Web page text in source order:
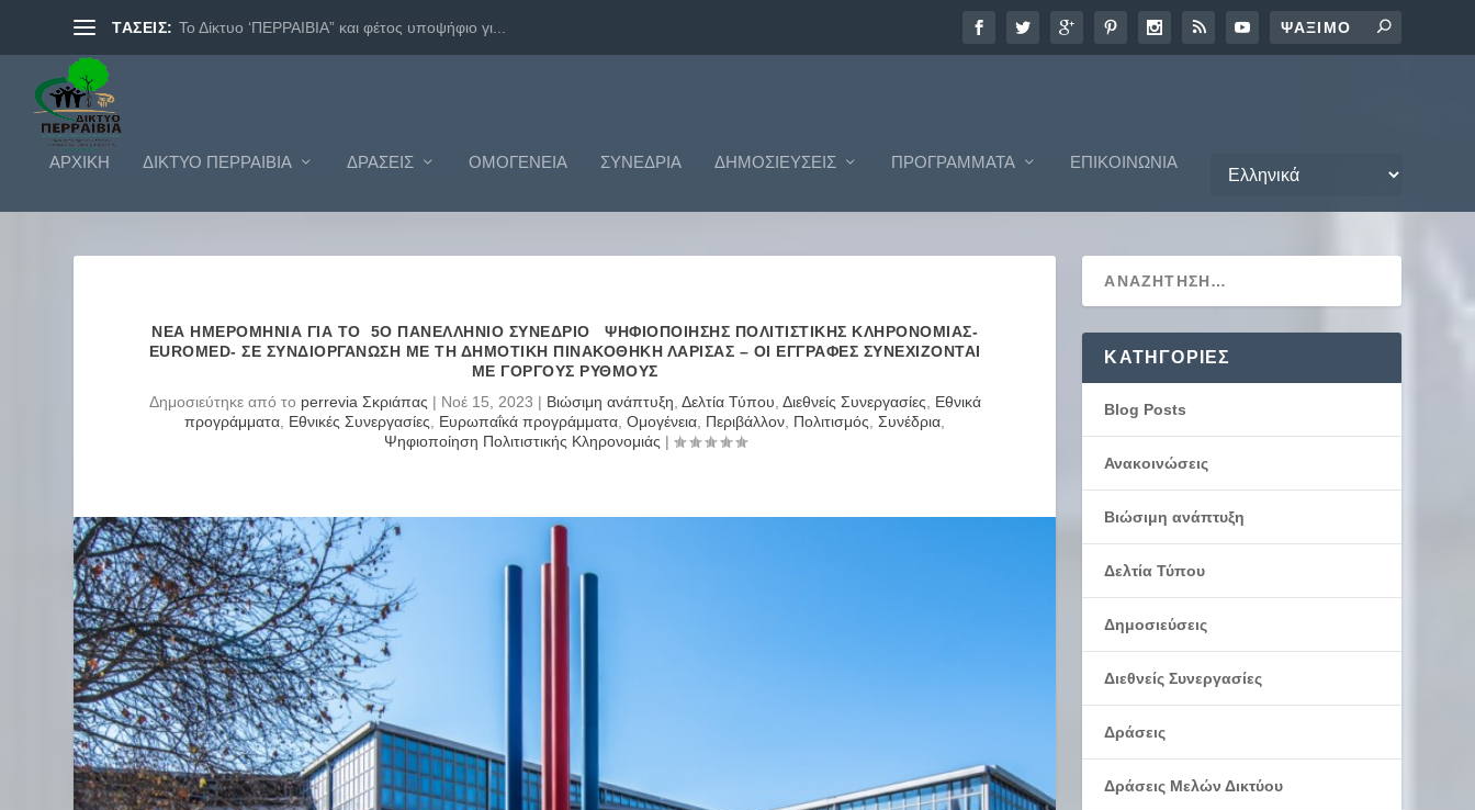
ΤΑΣΕΙΣ: Το Δίκτυο ‘ΠΕΡΡΑΙΒΙΑ” και φέτος υποψήφιο γι...
ΑΡΧΙΚΗ ΔΊΚΤΥΟ ΠΕΡΡΑΙΒΊΑ ΔΡΆΣΕΙΣ ΟΜΟΓΈΝΕΙΑ ΣΥΝΈΔΡΙΑ ΔΗΜΟΣΙΕΎΣΕΙΣ ΠΡΟΓΡΆΜΜΑΤΑ ΕΠΙΚΟΙΝΩΝΊΑ
ΝΈΑ ΗΜΕΡΟΜΗΝΊΑ ΓΙΑ ΤΟ 5Ο ΠΑΝΕΛΛΉΝΙΟ ΣΥΝΈΔΡΙΟ ΨΗΦΙΟΠΟΊΗΣΗΣ ΠΟΛΙΤΙΣΤΙΚΉΣ ΚΛΗΡΟΝΟΜΙΆΣ-
EUROMED- ΣΕ ΣΥΝΔΙΟΡΓΆΝΩΣΗ ΜΕ ΤΗ ΔΗΜΟΤΙΚΉ ΠΙΝΑΚΟΘΉΚΗ ΛΆΡΙΣΑΣ – ΟΙ ΕΓΓΡΑΦΈΣ ΣΥΝΕΧΊΖΟΝΤΑΙ
ΜΕ ΓΟΡΓΟΎΣ ΡΥΘΜΟΎΣ
Δημοσιεύτηκε από το perrevia Σκριάπας | Νοέ 15, 2023 | Βιώσιμη ανάπτυξη Δελτία Τύπου Διεθνείς Συνεργασίες
Εθνικά
προγράμματα Εθνικές Συνεργασίες Ευρωπαΐκά προγράμματα ,Ομογένεια Περιβάλλον Πολιτισμός ,Συνέδρια
Ψηφιοποίηση Πολιτιστικής Κληρονομιάς |
KΑΤΗΓΟΡΊΕΣ
Blog Posts
Ανακοινώσεις
Βιώσιμη ανάπτυξη
Δελτία Τύπου
Δημοσιεύσεις
Διεθνείς Συνεργασίες
Δράσεις
Δράσεις Μελών Δικτύου